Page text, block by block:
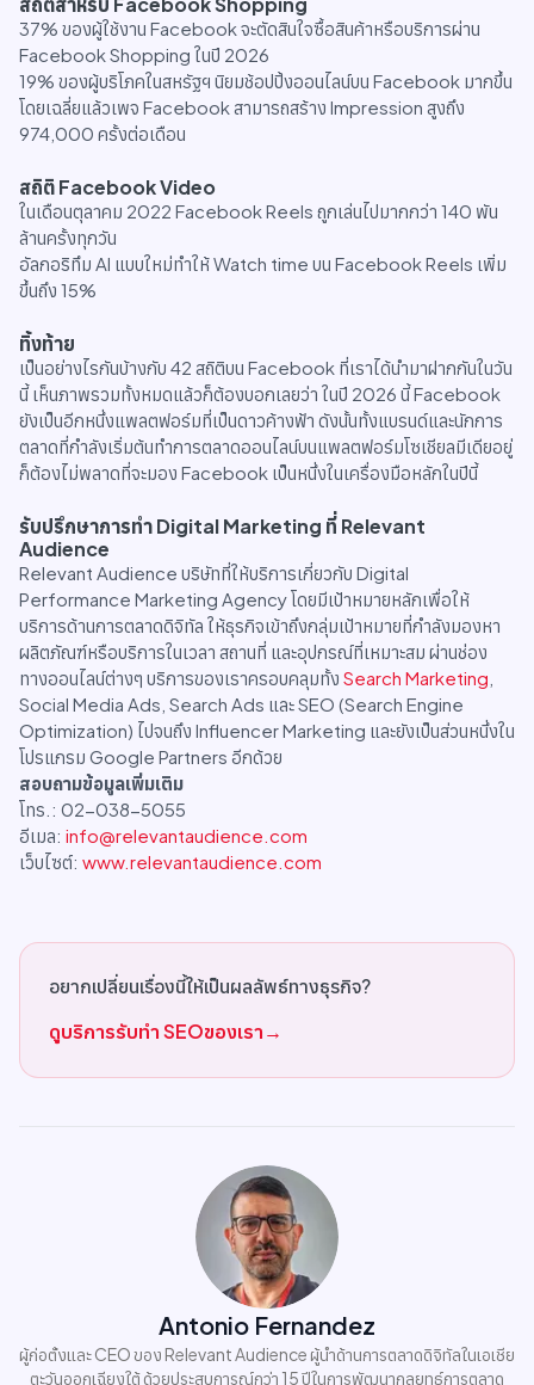
37% ของผู้ใช้งาน Facebook จะตัดสินใจซื้อสินค้าหรือบริการผ่าน
Facebook Shopping ในปี 2026
19% ของผู้บริโภคในสหรัฐฯ นิยมช้อปปิ้งออนไลน์บน Facebook มากขึ้น
โดยเฉลี่ยแล้วเพจ Facebook สามารถสร้าง Impression สูงถึง
974,000 ครั้งต่อเดือน
สถิติ Facebook Video
ในเดือนตุลาคม 2022 Facebook Reels ถูกเล่นไปมากกว่า 140 พัน
ล้านครั้งทุกวัน
อัลกอริทึม AI แบบใหม่ทำให้ Watch time บน Facebook Reels เพิ่ม
ขึ้นถึง 15%
ทิ้งท้าย
เป็นอย่างไรกันบ้างกับ 42 สถิติบน Facebook ที่เราได้นำมาฝากกันในวัน
นี้ เห็นภาพรวมทั้งหมดแล้วก็ต้องบอกเลยว่า ในปี 2026 นี้ Facebook
ยังเป็นอีกหนึ่งแพลตฟอร์มที่เป็นดาวค้างฟ้า ดังนั้นทั้งแบรนด์และนักการ
ตลาดที่กำลังเริ่มต้นทำการตลาดออนไลน์บนแพลตฟอร์มโซเชียลมีเดียอยู่
ก็ต้องไม่พลาดที่จะมอง Facebook เป็นหนึ่งในเครื่องมือหลักในปีนี้
รับปรึกษาการทำ Digital Marketing ที่ Relevant
Audience
Relevant Audience บริษัทที่ให้บริการเกี่ยวกับ Digital
Performance Marketing Agency โดยมีเป้าหมายหลักเพื่อให้
บริการด้านการตลาดดิจิทัล ให้ธุรกิจเข้าถึงกลุ่มเป้าหมายที่กำลังมองหา
ผลิตภัณฑ์หรือบริการในเวลา สถานที่ และอุปกรณ์ที่เหมาะสม ผ่านช่อง
ทางออนไลน์ต่างๆ บริการของเราครอบคลุมทั้ง Search Marketing
Social Media Ads, Search Ads และ SEO (Search Engine
Optimization) ไปจนถึง Influencer Marketing และยังเป็นส่วนหนึ่งใน
โปรแกรม Google Partners อีกด้วย
สอบถามข้อมูลเพิ่มเติม
โทร.: 02-038-5055
อีเมล: info@relevantaudience.com
เว็บไซต์: www.relevantaudience.com
อยากเปลี่ยนเรื่องนี้ให้เป็นผลลัพธ์ทางธุรกิจ?
ดูบริการรับทำ SEOของเรา→
Antonio Fernandez
ผู้ก่อตั้งและ CEO ของ Relevant Audience ผู้นำด้านการตลาดดิจิทัลในเอเชีย
ตะวันออกเฉียงใต้ ด้วยประสบการณ์กว่า 15 ปีในการพัฒนากลยุทธ์การตลาด